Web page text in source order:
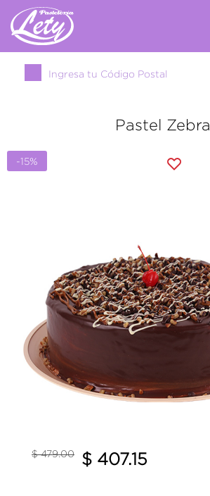
Ingresa tu Código Postal
Pastel Zebra
-15%
Precio reducido de
$ 479.00
a $ 407.15